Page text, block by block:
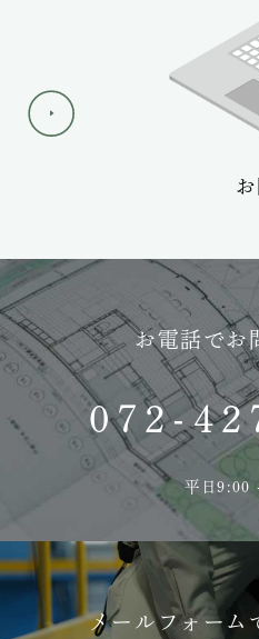
お電話でお
072-
平日9:00
メールフォーム